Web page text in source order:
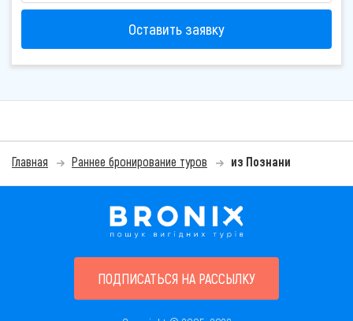
Оставить заявку
Главная Раннее бронирование туров из Познани
ПОДПИСАТЬСЯ НА РАССЫЛКУ